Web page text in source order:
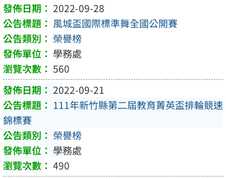
2022-09-28
風城盃國際標準舞全國公開賽
榮譽榜
學務處
560
2022-09-21
111年新竹縣第二屆教育菁英盃排輪競速
錦標賽
榮譽榜
學務處
490